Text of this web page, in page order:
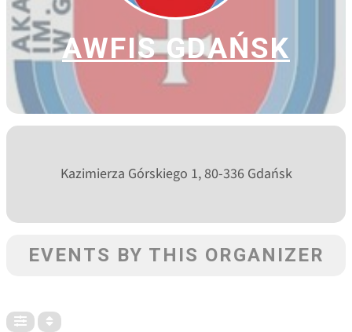
AWFIS GDAŃSK
Kazimierza Górskiego 1, 80-336 Gdańsk
EVENTS BY THIS ORGANIZER